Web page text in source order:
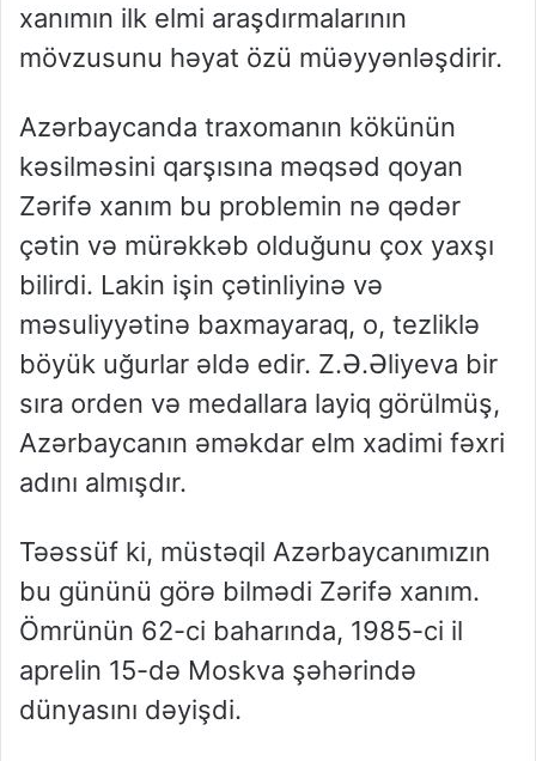
xanımın ilk elmi araşdırmalarının
mövzusunu həyat özü müəyyənləşdirir.
Azərbaycanda traxomanın kökünün
kəsilməsini qarşısına məqsəd qoyan
Zərifə xanım bu problemin nə qədər
çətin və mürəkkəb olduğunu çox yaxşı
bilirdi. Lakin işin çətinliyinə və
məsuliyyətinə baxmayaraq, o, tezliklə
böyük uğurlar əldə edir. Z.Ə.Əliyeva bir
sıra orden və medallara layiq görülmüş,
Azərbaycanın əməkdar elm xadimi fəxri
adını almışdır.
Təəssüf ki, müstəqil Azərbaycanımızın
bu gününü görə bilmədi Zərifə xanım.
Ömrünün 62-ci baharında, 1985-ci il
aprelin 15-də Moskva şəhərində
dünyasını dəyişdi.